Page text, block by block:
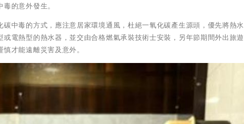
的意外發生。
中毒的方式，應注意居家環境通風，杜絕一氧化碳產生源頭，優先將熱
電熱型的熱水器，並交由合格燃氣承裝技術士安裝，另年節期間外出旅
才能遠離災害及意外。